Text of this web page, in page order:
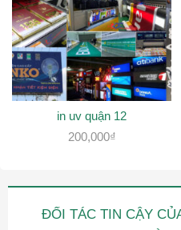
in uv quận 12
200,000₫
ĐỐI TÁC TIN CẬY